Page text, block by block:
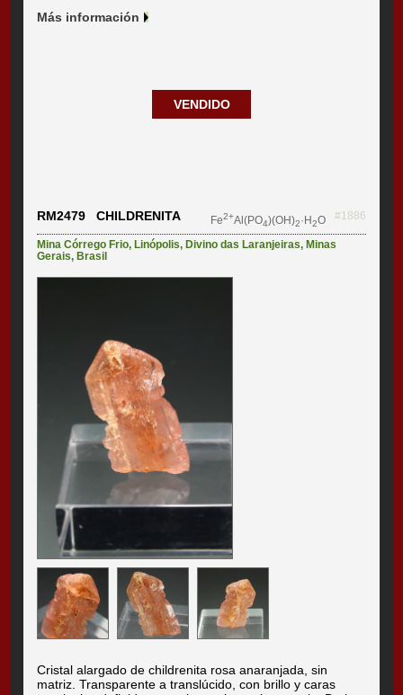
Más información
VENDIDO
RM2479 CHILDRENITA Fe2+Al(PO4)(OH)2·H2O #1886
Mina Córrego Frio, Linópolis, Divino das Laranjeiras, Minas
Gerais, Brasil
Cristal alargado de childrenita rosa anaranjada, sin
matriz. Transparente a translúcido, con brillo y caras